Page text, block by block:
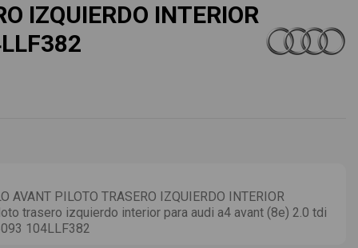
IZQUIERDO INTERIOR
AVANT PILOTO TRASERO IZQUIERDO INTERIOR
trasero izquierdo interior para audi a4 avant (8e) 2.0 tdi
104LLF382